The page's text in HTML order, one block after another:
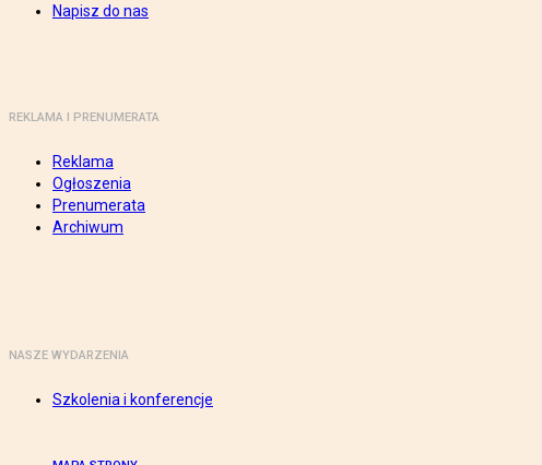
Napisz do nas
REKLAMA I PRENUMERATA
Reklama
Ogłoszenia
Prenumerata
Archiwum
NASZE WYDARZENIA
Szkolenia i konferencje